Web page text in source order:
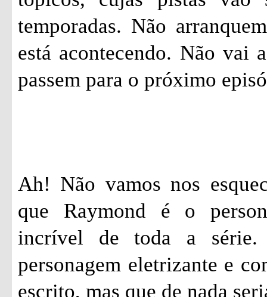
temporadas. Não
está acontecendo. Não vai
passem para o próximo
Ah! Não vamos nos
que Raymond é o
incrível de toda a
personagem eletrizante e
escrito, mas que de nada